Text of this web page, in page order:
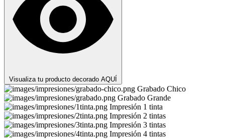
Visualiza tu producto decorado AQUÍ
Grabado Chico
Grabado Grande
Impresión 1 tinta
Impresión 2 tintas
Impresión 3 tintas
Impresión 4 tintas